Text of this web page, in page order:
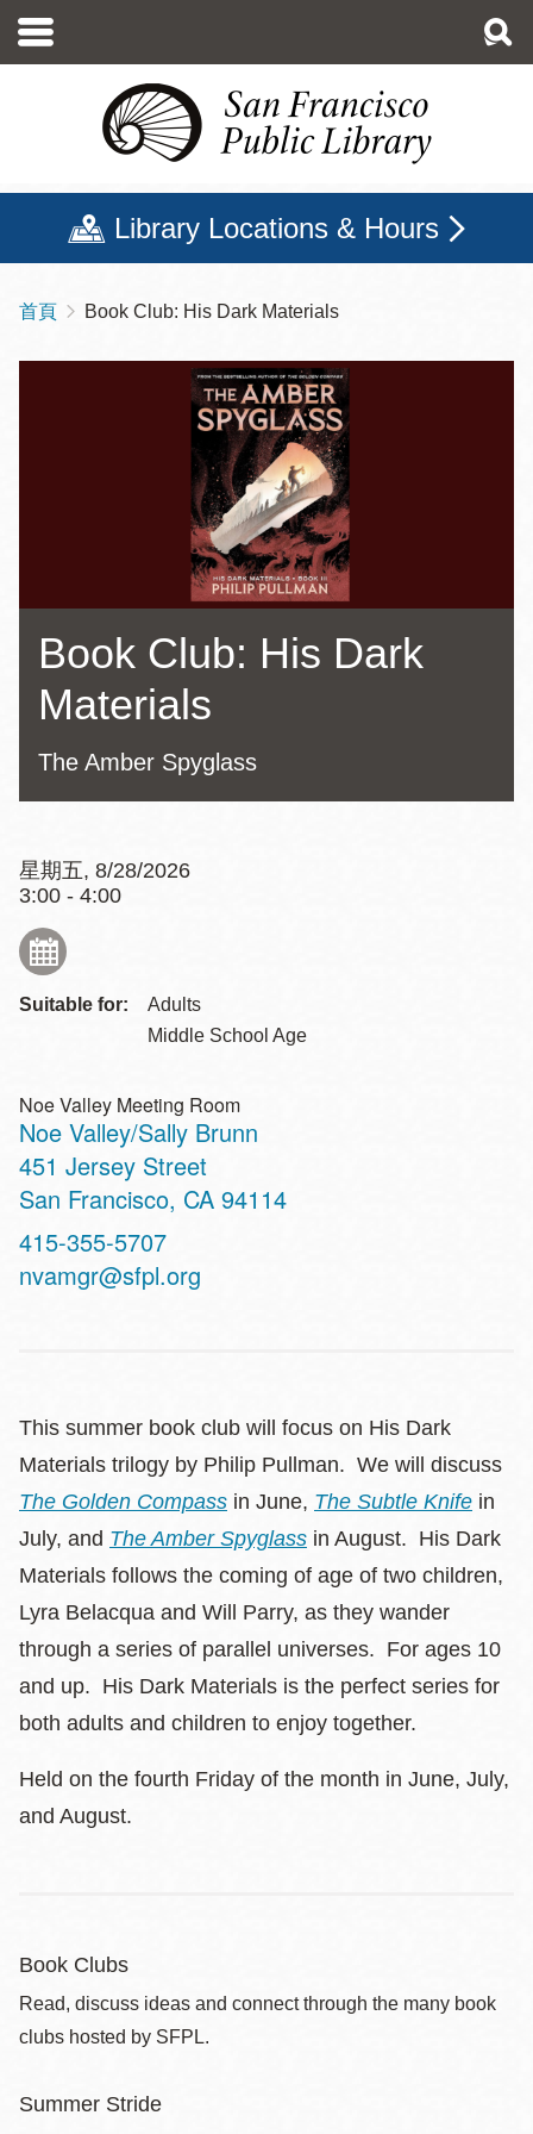
至
Library Locations & Hours
導
航
首頁 Book Club: His Dark Materials
Book Club: His Dark
Materials
The Amber Spyglass
星期五, 8/28/2026
3:00 - 4:00
Suitable for:
Adults
Middle School Age
Noe Valley Meeting Room
Noe Valley/Sally Brunn
Address
451 Jersey Street
San Francisco, CA 94114
Contact
Telephone
415-355-5707
nvamgr@sfpl.org
This summer book club will focus on His Dark
Materials trilogy by Philip Pullman. We will discuss
The Golden Compass in June, The Subtle Knife in
July, and The Amber Spyglass in August. His Dark
Materials follows the coming of age of two children,
Lyra Belacqua and Will Parry, as they wander
through a series of parallel universes. For ages 10
and up. His Dark Materials is the perfect series for
both adults and children to enjoy together.
Held on the fourth Friday of the month in June, July,
and August.
Book Clubs
Read, discuss ideas and connect through the many book
clubs hosted by SFPL.
Summer Stride